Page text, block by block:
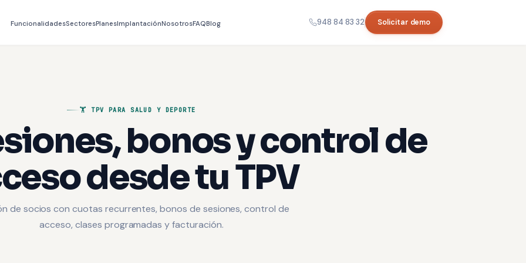
FuncionalidadesSectoresPlanesImplantaciónNosotrosFAQBlog 948 84 83 32 Solicitar demo
🏋️ TPV PARA SALUD Y DEPORTE
bonos y control de
desde tu TPV
de socios con cuotas recurrentes, bonos de sesiones, control de
acceso, clases programadas y facturación.